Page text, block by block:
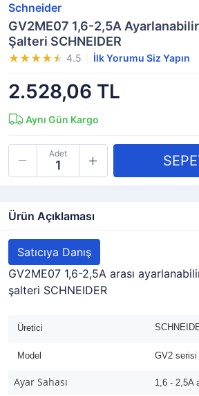
Schneider
GV2ME07 1,6-2,5A
Şalteri SCHNEIDER
4.5 İlk Yorumu Siz Yapın
2.528,06 TL
Aynı Gün Kargo
Adet
Ürün Açıklaması
Satıcıya Danış
GV2ME07 1,6-2,5A arası
şalteri SCHNEIDER
Üretici
Model GV2 serisi
Ayar Sahası 1,6 - 2,5A